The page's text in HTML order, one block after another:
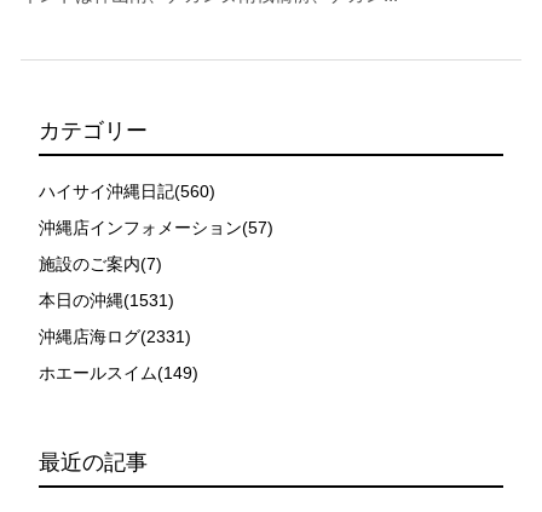
カテゴリー
ハイサイ沖縄日記(560)
沖縄店インフォメーション(57)
施設のご案内(7)
本日の沖縄(1531)
沖縄店海ログ(2331)
ホエールスイム(149)
最近の記事